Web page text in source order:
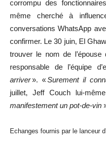
corrompu des
même cherché à
conversations WhatsApp
confirmer. Le 30 juin, El
trouver le nom de
responsable de l’équipe
arriver». «Surement il
juillet, Jeff Couch lui-
manifestement un pot-de-vin
Echanges fournis par le lanceur